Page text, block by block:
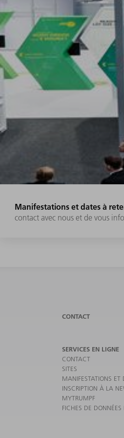
Manifestations et dates à
contact avec nous et de vous
CONTACT
SERVICES EN LIGNE
CONTACT
SITES
MANIFESTATIONS ET
INSCRIPTION À LA
MYTRUMPF
FICHES DE DONNÉES